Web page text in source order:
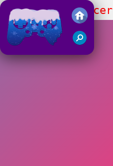
Juegos Friv 2018
SUV Traffic Racer